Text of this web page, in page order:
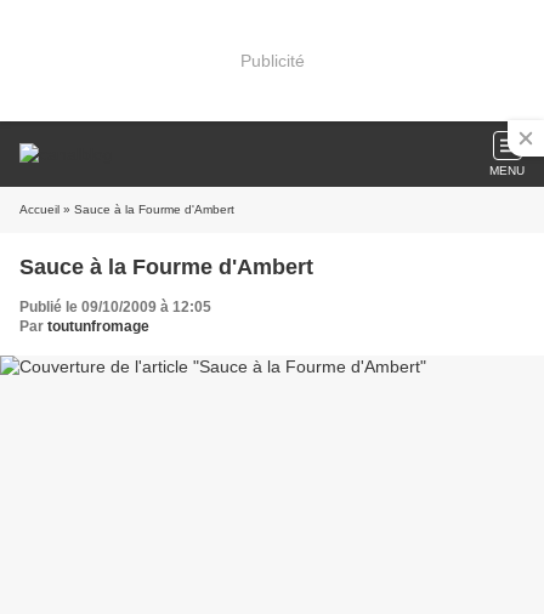
Publicité
MENU
Accueil » Sauce à la Fourme d'Ambert
Sauce à la Fourme d'Ambert
Publié le 09/10/2009 à 12:05
Par toutunfromage